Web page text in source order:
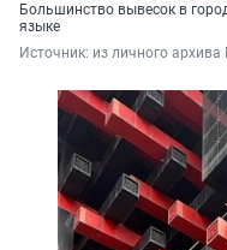
Большинство вывесок в
языке
Источник: из личного